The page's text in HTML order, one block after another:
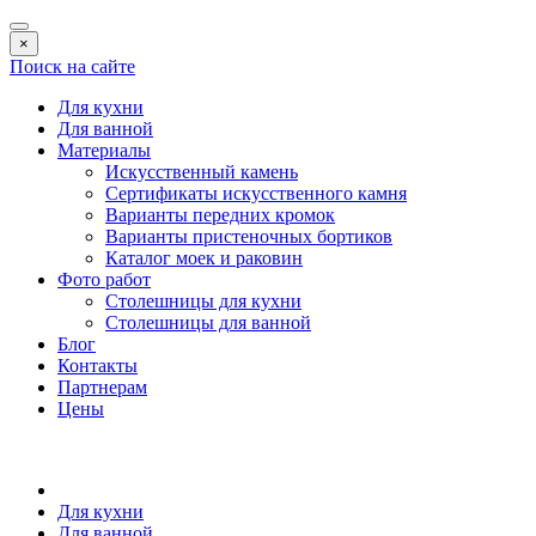
×
Поиск на сайте
Для кухни
Для ванной
Материалы
Искусственный камень
Сертификаты искусственного камня
Варианты передних кромок
Варианты пристеночных бортиков
Каталог моек и раковин
Фото работ
Столешницы для кухни
Столешницы для ванной
Блог
Контакты
Партнерам
Цены
Для кухни